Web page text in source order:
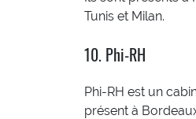
Tunis et Milan.
10. Phi-RH
Phi-RH est un
présent à